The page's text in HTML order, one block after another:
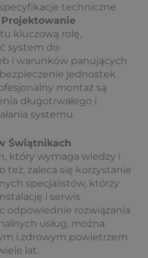
techniczne
Projektowanie
kluczową rolę,
system do
i warunków panujących
jednostek
montaż są
długotrwałego i
systemu.
Świątnikach
który wymaga wiedzy i
też, zaleca się korzystanie
specjalistów, którzy
i serwis
odpowiednie rozwiązania
usług, można
i zdrowym powietrzem
lat.